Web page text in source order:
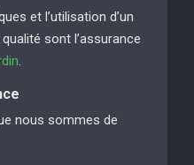
et l’utilisation d’un
sont l’assurance
.
nous sommes de